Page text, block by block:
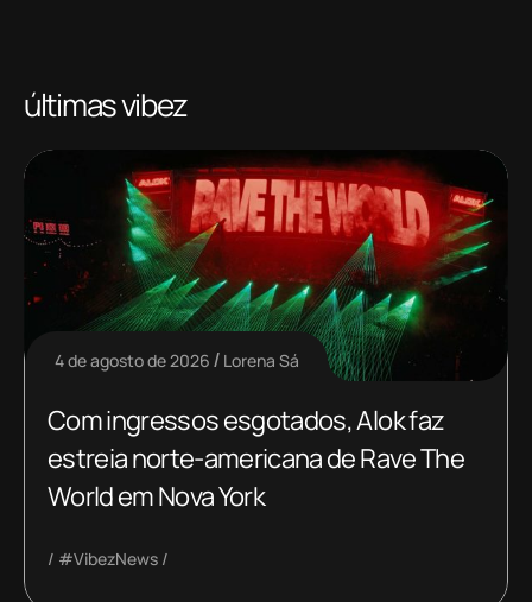
últimas vibez
4 de agosto de 2026 Lorena Sá
Com ingressos esgotados, Alok faz
estreia norte-americana de Rave The
World em Nova York
#VibezNews